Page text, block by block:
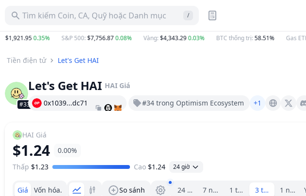
Tìm kiếm Coin, CA, Quỹ hoặc Danh mục /
$1,921.95 0.35% S&P 500:$7,756.870.08% Vàng:$4,343.290.03% BTC thống trị:58.51% Gas ETH:
Tiền điện tử Let's Get HAI
#3315
Let's Get HAI HAI Giá
0x1039...dc71 #34 trong Optimism Ecosystem +1 Letsgethai.com X (Twitter)
HAI Giá
$1.24 0.00%
Khoảng giá
Thấp $1.23 Cao $1.24 24 giờ
Giá Vốn hóa. So sánh Trình chọn khoảng.
24 giờ 7 ngày 1 tháng 3 tháng 1 năm